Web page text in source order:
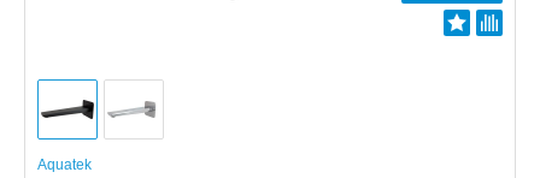
Aquatek